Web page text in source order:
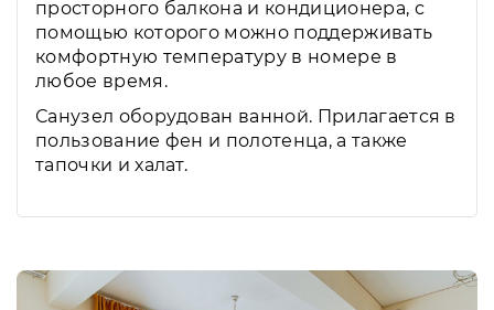
просторного балкона и кондиционера, с
помощью которого можно поддерживать
комфортную температуру в номере в
любое время.
Санузел оборудован ванной. Прилагается в
пользование фен и полотенца, а также
тапочки и халат.